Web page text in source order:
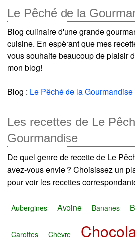
Le Pêché de la
Blog culinaire d'une grande
cuisine. En espèrant que mes
vous souhaite beaucoup de plaisir
mon blog!
Blog : Le Pêché de la Gourmandise
Les recettes de Le
Gourmandise
De quel genre de recette de Le
avez-vous envie ? Choisissez un
pour voir les recettes
Aubergines Avoine Bananes
Carottes Chèvre